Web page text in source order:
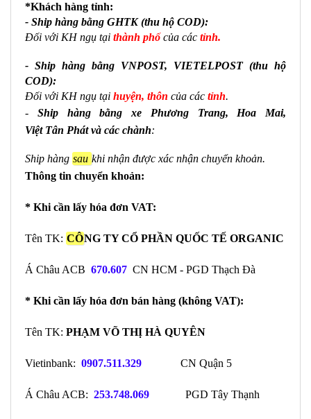
*Khách hàng tỉnh:
- Ship hàng bằng GHTK (thu hộ COD):
Đối với KH ngụ tại thành phốcủa các tỉnh.
- Ship hàng bằng VNPOST, VIETELPOST (thu hộ
COD):
Đối với KH ngụ tại huyện, thôn của các tỉnh.
- Ship hàng bằng xe Phương Trang, Hoa Mai,
Việt Tân Phát và các chành:
Ship hàng sau khi nhận được xác nhận chuyển khoản.
Thông tin chuyển khoản:
* Khi cần lấy hóa đơn VAT:
Tên TK: CÔNG TY CỔ PHẦN QUỐC TẾ ORGANIC
Á Châu ACB 670.607 CN HCM - PGD Thạch Đà
* Khi cần lấy hóa đơn bán hàng (không VAT):
Tên TK: PHẠM VÕ THỊ HÀ QUYÊN
Vietinbank: 0907.511.329 CN Quận 5
Á Châu ACB: 253.748.069 PGD Tây Thạnh